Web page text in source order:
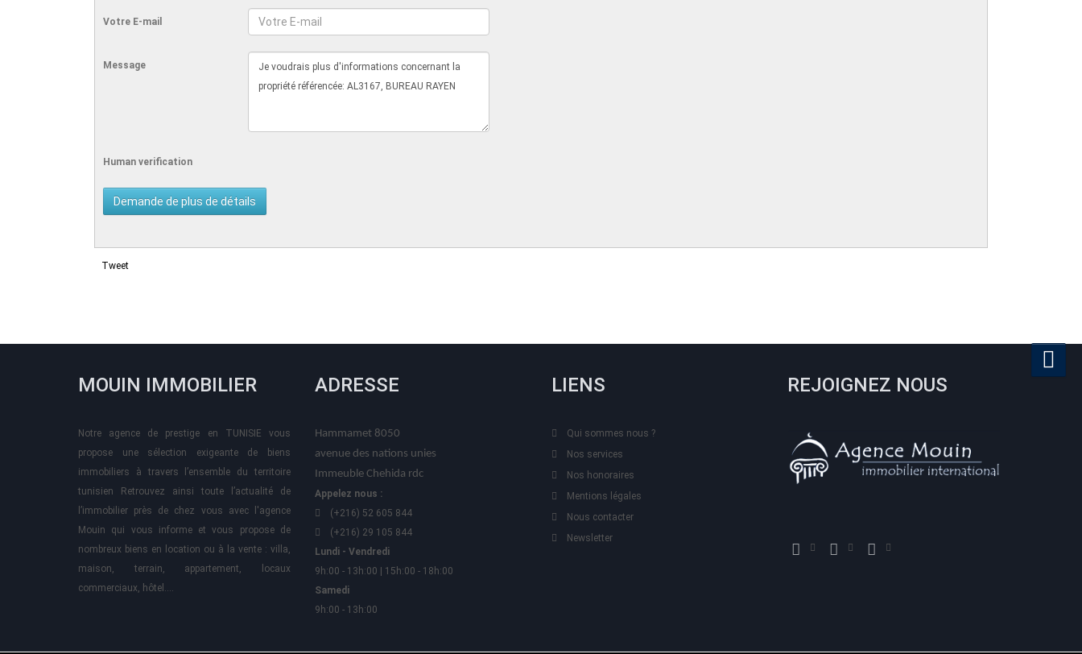
Votre E-mail
Message
Human verification
Tweet
MOUIN IMMOBILIER
Notre agence de prestige en TUNISIE vous
propose une sélection exigeante de biens
immobiliers à travers l’ensemble du territoire
tunisien Retrouvez ainsi toute l’actualité de
l’immobilier près de chez vous avec l'agence
Mouin qui vous informe et vous propose de
nombreux biens en location ou à la vente : villa,
maison, terrain, appartement, locaux
commerciaux, hôtel….
ADRESSE
Hammamet 8050
avenue des nations unies
Immeuble Chehida rdc
Appelez nous :
(+216) 52 605 844
(+216) 29 105 844
Lundi - Vendredi
9h:00 - 13h:00 | 15h:00 - 18h:00
Samedi
9h:00 - 13h:00
LIENS
Qui sommes nous ?
Nos services
Nos honoraires
Mentions légales
Nous contacter
Newsletter
REJOIGNEZ NOUS